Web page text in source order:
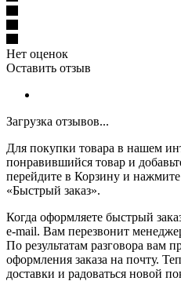
Нет оценок
Оставить отзыв
Загрузка отзывов...
Для покупки товара в нашем
понравившийся товар и
перейдите в Корзину и
«Быстрый заказ».
Когда оформляете быстрый
e-mail. Вам перезвонит
По результатам разговора вам
оформления заказа на почту.
доставки и радоваться новой